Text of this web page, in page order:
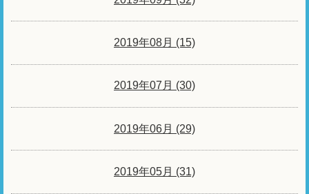
2019年08月 (15)
2019年07月 (30)
2019年06月 (29)
2019年05月 (31)